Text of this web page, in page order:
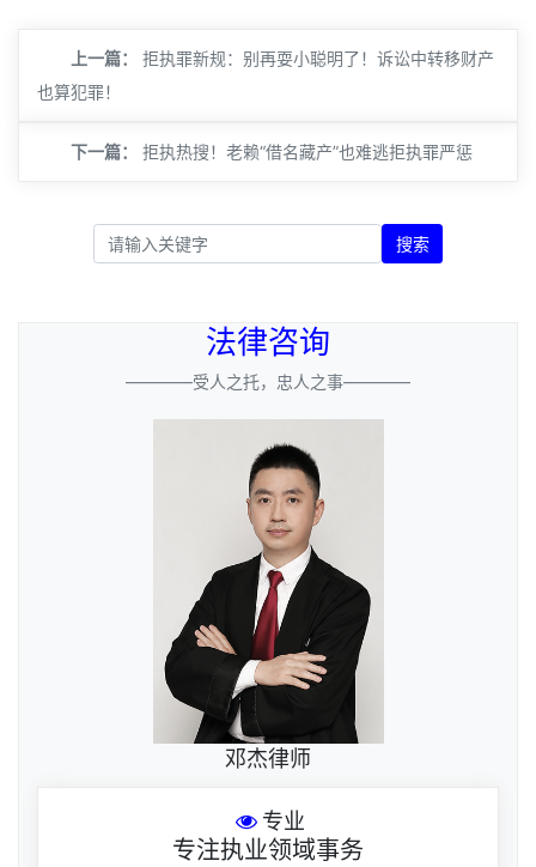
上一篇：
拒执罪新规：别再耍小聪明了！诉讼中转移财产
也算犯罪！
下一篇： 拒执热搜！老赖“借名藏产”也难逃拒执罪严惩
搜索
法律咨询
————受人之托，忠人之事————
邓杰律师
专业
专注执业领域事务